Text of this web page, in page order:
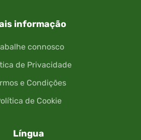
informação
connosco
de Privacidade
e Condições
de Cookie
Língua